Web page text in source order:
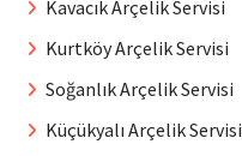
Kavacık Arçelik Servisi
Kurtköy Arçelik Servisi
Soğanlık Arçelik Servisi
Küçükyalı Arçelik Servisi